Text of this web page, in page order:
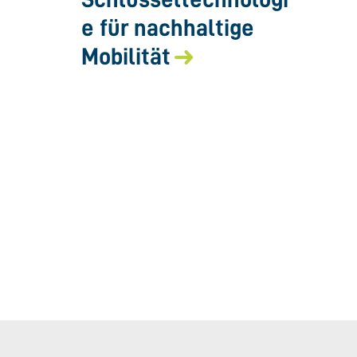
e für nachhaltige
Mobilität